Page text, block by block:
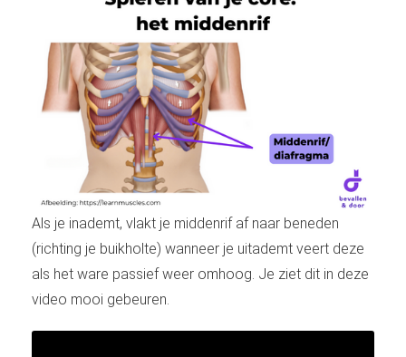
Als je inademt, vlakt je middenrif af naar beneden
(richting je buikholte) wanneer je uitademt veert deze
als het ware passief weer omhoog. Je ziet dit in deze
video mooi gebeuren.